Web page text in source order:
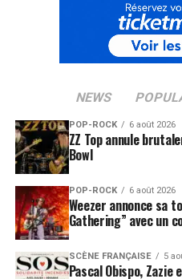
NEWS
POP-ROCK 6 août 2026
ZZ Top annule
Bowl
POP-ROCK 6 août 2026
Weezer annonce sa
Gathering” avec un
SCÈNE FRANÇAISE 5
Pascal Obispo, Zazie